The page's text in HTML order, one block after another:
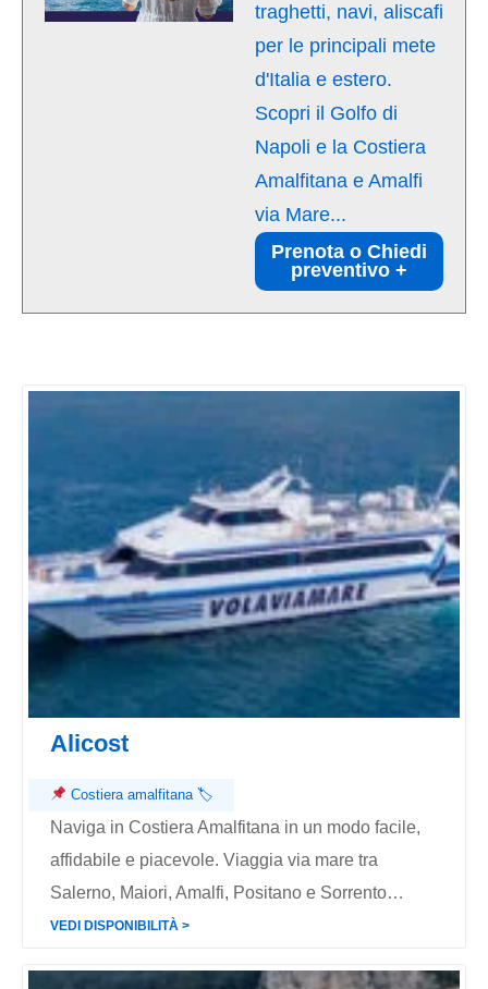
traghetti, navi, aliscafi
per le principali mete
d'Italia e estero.
Scopri il Golfo di
Napoli e la Costiera
Amalfitana e Amalfi
via Mare...
Prenota o Chiedi
preventivo +
Alicost
Costiera amalfitana 🏷
Naviga in Costiera Amalfitana in un modo facile,
affidabile e piacevole. Viaggia via mare tra
Salerno, Maiori, Amalfi, Positano e Sorrento…
VEDI DISPONIBILITÀ ˃